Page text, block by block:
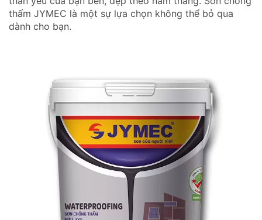
thấm JYMEC là một sự lựa chọn không thể bỏ qua
dành cho bạn.